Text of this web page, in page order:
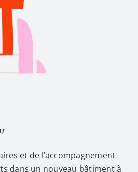
et de l’accompagnement
dans un nouveau bâtiment à